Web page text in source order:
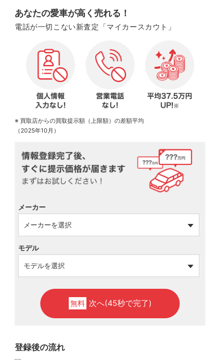
あなたの愛車が高く売れる！
電話が一切こない新査定「マイカースカウト」
※ 買取店からの買取提示額（上限額）の差額平均
（2025年10月）
メーカー
モデル
無料 次へ(45秒で完了)
登録後の流れ